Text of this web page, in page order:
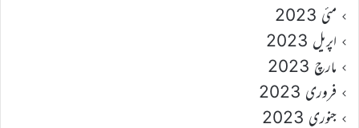
مئی 2023
اپریل 2023
مارچ 2023
فروری 2023
جنوری 2023